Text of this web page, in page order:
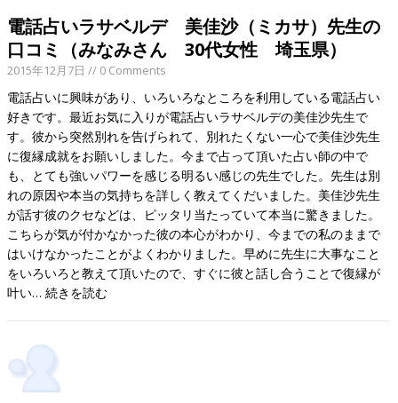
電話占いラサベルデ 美佳沙（ミカサ）先生の
口コミ（みなみさん 30代女性 埼玉県）
2015年12月7日 // 0 Comments
電話占いに興味があり、いろいろなところを利用している電話占い
好きです。最近お気に入りが電話占いラサベルデの美佳沙先生で
す。彼から突然別れを告げられて、別れたくない一心で美佳沙先生
に復縁成就をお願いしました。今まで占って頂いた占い師の中で
も、とても強いパワーを感じる明るい感じの先生でした。先生は別
れの原因や本当の気持ちを詳しく教えてくだいました。美佳沙先生
が話す彼のクセなどは、ピッタリ当たっていて本当に驚きました。
こちらが気が付かなかった彼の本心がわかり、今までの私のままで
はいけなかったことがよくわかりました。早めに先生に大事なこと
をいろいろと教えて頂いたので、すぐに彼と話し合うことで復縁が
叶い…続きを読む